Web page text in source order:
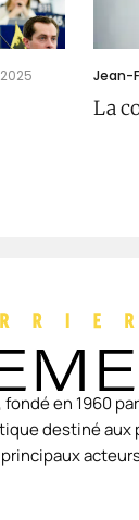
Jean-
La
en 1960
destiné